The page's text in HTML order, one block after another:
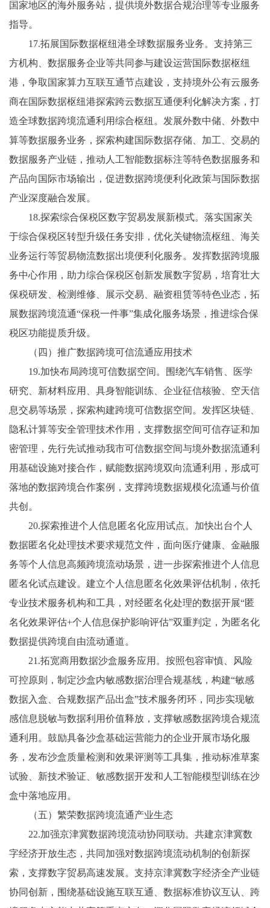
国家地区的海外服务站，提供境外数据合规治理等专业服务
指导。
17.拓展国际数据枢纽港全球数据服务业务。支持第三
方机构、数据服务企业等共同参与建设运营国际数据枢纽
港，争取国家算力互联互通节点建设，支持境外公有云服务
商在国际数据枢纽港探索跨云数据互通便利化解决方案，打
造全球数据跨境流通利用综合枢纽。发展外数中储、外数中
算等数据服务业务，探索构建国际数据存储、加工、交易的
数据服务产业链，推动人工智能数据标注等特色数据服务和
产品向国际市场输出，促进数据跨境便利化政策与国际数据
产业深度融合发展。
18.探索综合保税区数字贸易发展新模式。落实国家关
于综合保税区转型升级任务安排，优化关键物流枢纽、海关
业务运行等贸易物流数据出境便利化服务。发挥数据跨境服
务中心作用，助力综合保税区创新发展数字贸易，培育壮大
保税研发、检测维修、展示交易、融资租赁等特色业态，拓
展数据跨境流通“保税一件事”集成化服务场景，推进综合保
税区功能提质升级。
（四）推广数据跨境可信流通应用技术
19.加快布局跨境可信数据空间。围绕汽车销售、医学
研究、新材料应用、具身智能训练、企业征信核验、空天信
息交易等场景，探索构建跨境可信数据空间。发挥区块链、
隐私计算等安全管理技术作用，支撑数据空间可信存证和加
密管理，先行先试推动我市可信数据空间与境外数据流通利
用基础设施对接合作，赋能数据跨境双向流通利用，形成可
落地的数据跨境合作案例，支撑跨境数据规模化流通与价值
共创。
20.探索推进个人信息匿名化应用试点。加快出台个人
数据匿名化处理技术要求规范文件，面向医疗健康、金融服
务等个人信息高频跨境流动场景，进一步探索推进个人信息
匿名化试点建设。建立个人信息匿名化效果评估机制，依托
专业技术服务机构和工具，对经匿名化处理的数据开展“匿
名化效果评估+个人信息保护影响评估”双重判定，为匿名化
数据提供跨境自由流动通道。
21.拓宽商用数据沙盒服务应用。按照包容审慎、风险
可控原则，制定沙盒内敏感数据治理合规基线，构建“敏感
数据入盒、合规数据产品出盒”技术服务闭环，同步实现敏
感信息脱敏与数据利用价值释放，支撑敏感数据跨境合规流
通利用。鼓励具备沙盒基础运营能力的企业开展市场化服
务，发布沙盒质量检测和效果评测等工具集，推动标准草案
试验、新技术验证、敏感数据开发和人工智能模型训练在沙
盒中落地应用。
（五）繁荣数据跨境流通产业生态
22.加强京津冀数据跨境流动协同联动。共建京津冀数
字经济开放生态，共同加强对数据跨境流动机制的创新探
索，支撑数字贸易高速发展。支持京津冀数字经济全产业链
协同创新，围绕基础设施互联互通、数据标准协议互认、跨